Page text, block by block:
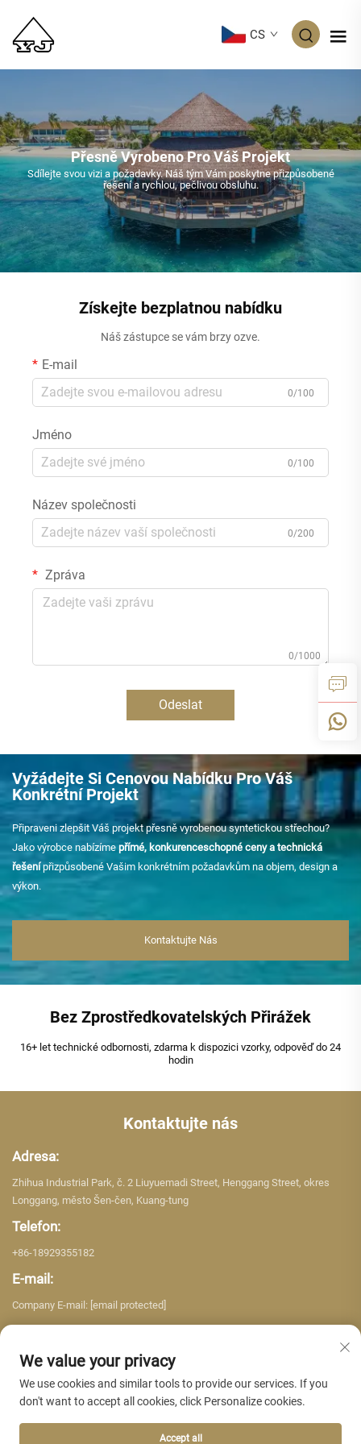
CS
Přesně Vyrobeno Pro Váš Projekt
Sdílejte svou vizi a požadavky. Náš tým Vám poskytne přizpůsobené
řešení a rychlou, pečlivou obsluhu.
Získejte bezplatnou nabídku
Náš zástupce se vám brzy ozve.
E-mail
0/100
Jméno
0/100
Název společnosti
0/200
Zpráva
0/1000
Odeslat
Vyžádejte Si Cenovou Nabídku Pro Váš
Konkrétní Projekt
Připraveni zlepšit Váš projekt přesně vyrobenou syntetickou střechou?
Jako výrobce nabízíme přímé, konkurenceschopné ceny a technická
řešenípřizpůsobené Vašim konkrétním požadavkům na objem, design a
výkon.
Kontaktujte Nás
Bez Zprostředkovatelských Přirážek
16+ let technické odbornosti, zdarma k dispozici vzorky, odpověď do 24
hodin
Kontaktujte nás
Adresa:
Zhihua Industrial Park, č. 2 Liuyuemadi Street, Henggang Street, okres
Longgang, město Šen-čen, Kuang-tung
Telefon:
+86-18929355182
E-mail:
Company E-mail: [email protected]
práva vyhrazena. -
We value your privacy
We use cookies and similar tools to provide our services. If you
don't want to accept all cookies, click Personalize cookies.
Accept all